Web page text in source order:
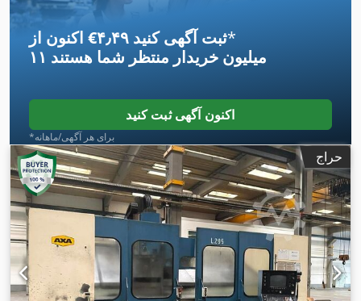
اکنون از ‎€۴٫۴۹ ثبت آگهی کنید*
۱۱ میلیون خریدار منتظر شما هستند
اکنون آگهی ثبت کنید
*برای هر آگهی/ماهانه
حراج